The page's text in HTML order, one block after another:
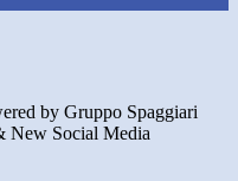
by Gruppo Spaggiari
New Social Media